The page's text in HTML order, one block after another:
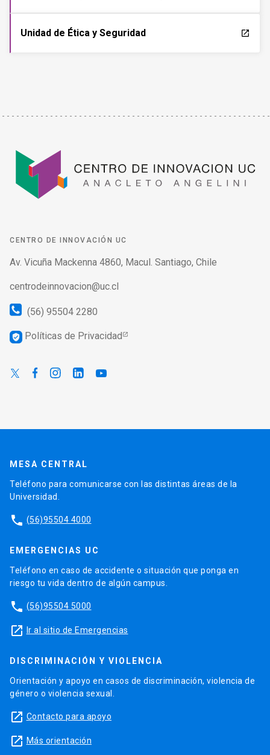
Unidad de Ética y Seguridad launch
CENTRO DE INNOVACIÓN UC
Av. Vicuña Mackenna 4860, Macul. Santiago, Chile
centrodeinnovacion@uc.cl
(56) 95504 2280
verified_user Políticas de Privacidad
MESA CENTRAL
Teléfono para comunicarse con las distintas áreas de la
Universidad.
phone (56)95504 4000
EMERGENCIAS UC
Teléfono en caso de accidente o situación que ponga en
riesgo tu vida dentro de algún campus.
phone (56)95504 5000
launch Ir al sitio de Emergencias
DISCRIMINACIÓN Y VIOLENCIA
Orientación y apoyo en casos de discriminación, violencia de
género o violencia sexual.
launch Contacto para apoyo
launch Más orientación